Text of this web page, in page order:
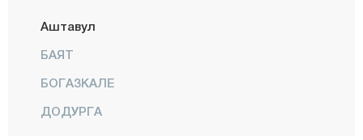
Аштавул
БАЯТ
БОГАЗКАЛЕ
ДОДУРГА